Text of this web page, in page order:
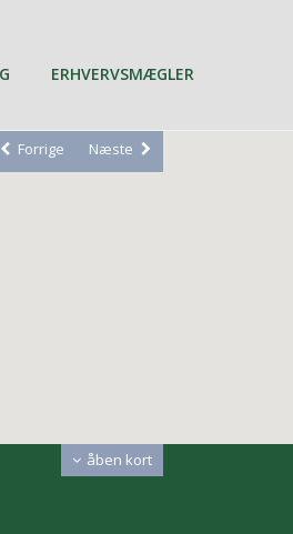
ERHVERVSMÆGLER
åben kort
Forrige Næste